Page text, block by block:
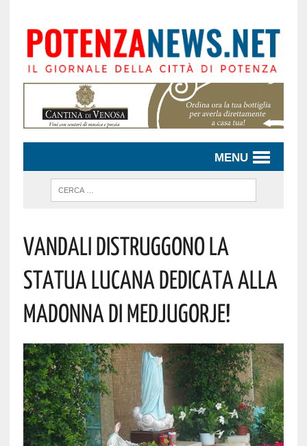
MENU
VANDALI DISTRUGGONO LA
STATUA LUCANA DEDICATA ALLA
MADONNA DI MEDJUGORJE!